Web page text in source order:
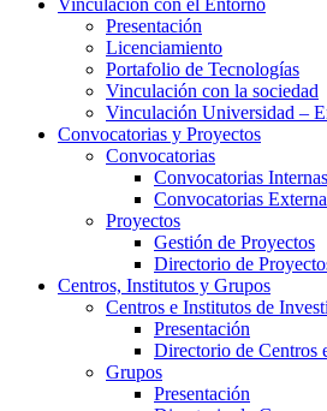
Presentación
Licenciamiento
Portafolio de Tecnologías
Vinculación con la sociedad
Vinculación Universidad –
Convocatorias y Proyectos
Convocatorias
Convocatorias Internas
Convocatorias
Proyectos
Gestión de Proyectos
Directorio de
Centros, Institutos y Grupos
Centros e Institutos de
Presentación
Directorio de Centros
Grupos
Presentación